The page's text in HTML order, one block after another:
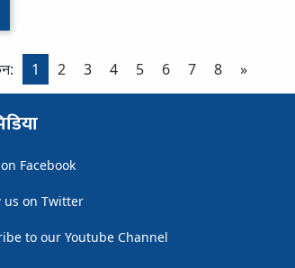
1 2 3 4 5 6 7 8 »
Facebook
us on Twitter
to our Youtube Channel